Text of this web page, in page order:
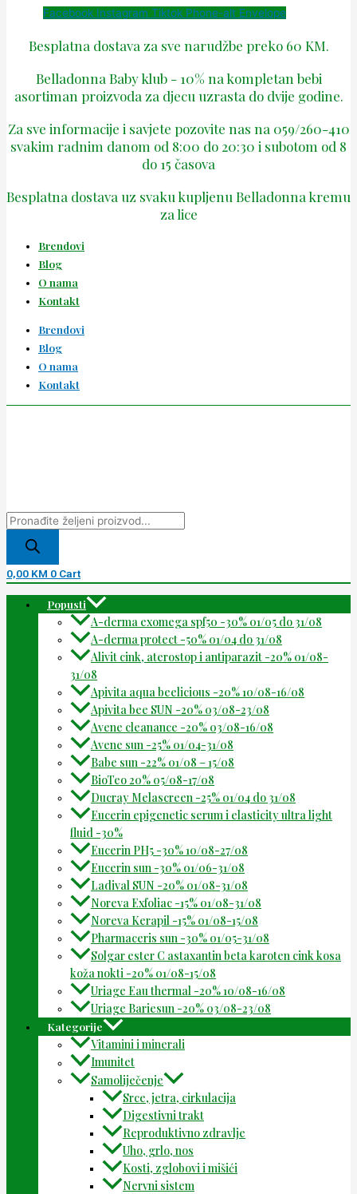
Facebook Instagram Tiktok Phone-alt Envelope
Besplatna dostava za sve narudžbe preko 60 KM.
Belladonna Baby klub - 10% na kompletan bebi
asortiman proizvoda za djecu uzrasta do dvije godine.
Za sve informacije i savjete pozovite nas na 059/260-410
svakim radnim danom od 8:00 do 20:30 i subotom od 8
do 15 časova
Besplatna dostava uz svaku kupljenu Belladonna kremu
za lice
Brendovi
Blog
O nama
Kontakt
Brendovi
Blog
O nama
Kontakt
0,00 KM 0 Cart
Popusti
A-derma exomega spf50 -30% 01/05 do 31/08
A-derma protect -50% 01/04 do 31/08
Alivit cink, aterostop i antiparazit -20% 01/08-
31/08
Apivita aqua beelicious -20% 10/08-16/08
Apivita bee SUN -20% 03/08-23/08
Avene cleanance -20% 03/08-16/08
Avene sun -25% 01/04-31/08
Babe sun -22% 01/08 – 15/08
BioTeo 20% 05/08-17/08
Ducray Melascreen -25% 01/04 do 31/08
Eucerin epigenetic serum i elasticity ultra light
fluid -30%
Eucerin PH5 -30% 10/08-27/08
Eucerin sun -30% 01/06-31/08
Ladival SUN -20% 01/08-31/08
Noreva Exfoliac -15% 01/08-31/08
Noreva Kerapil -15% 01/08-15/08
Pharmaceris sun -30% 01/05-31/08
Solgar ester C astaxantin beta karoten cink kosa
koža nokti -20% 01/08-15/08
Uriage Eau thermal -20% 10/08-16/08
Uriage Bariesun -20% 03/08-23/08
Kategorije
Vitamini i minerali
Imunitet
Samoliječenje
Srce, jetra, cirkulacija
Digestivni trakt
Reproduktivno zdravlje
Uho, grlo, nos
Kosti, zglobovi i mišići
Nervni sistem